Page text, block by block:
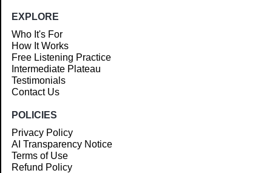
EXPLORE
Who It's For
How It Works
Free Listening Practice
Intermediate Plateau
Testimonials
Contact Us
POLICIES
Privacy Policy
AI Transparency Notice
Terms of Use
Refund Policy